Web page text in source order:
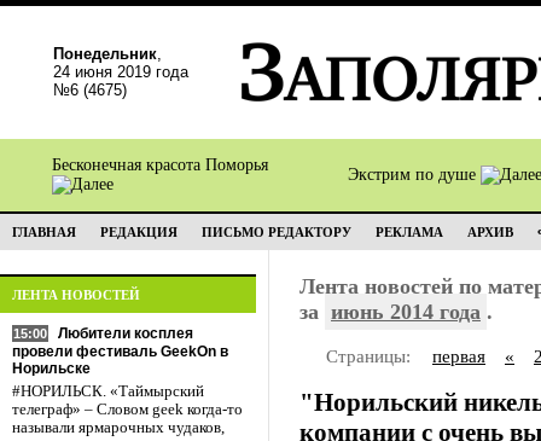
Понедельник,
24 июня 2019 года
№6 (4675)
Бесконечная красота Поморья
Экстрим по душе
ГЛАВНАЯ РЕДАКЦИЯ ПИСЬМО РЕДАКТОРУ РЕКЛАМА АРХИВ
ЛЕНТА НОВОСТЕЙ
15:00
Любители косплея
провели фестиваль GeekOn в
Норильске
#НОРИЛЬСК. «Таймырский
телеграф» – Словом geek когда-то
называли ярмарочных чудаков,
Лента новостей по
за июнь 2014 года .
Страницы: первая «
"Норильский
компании с очень